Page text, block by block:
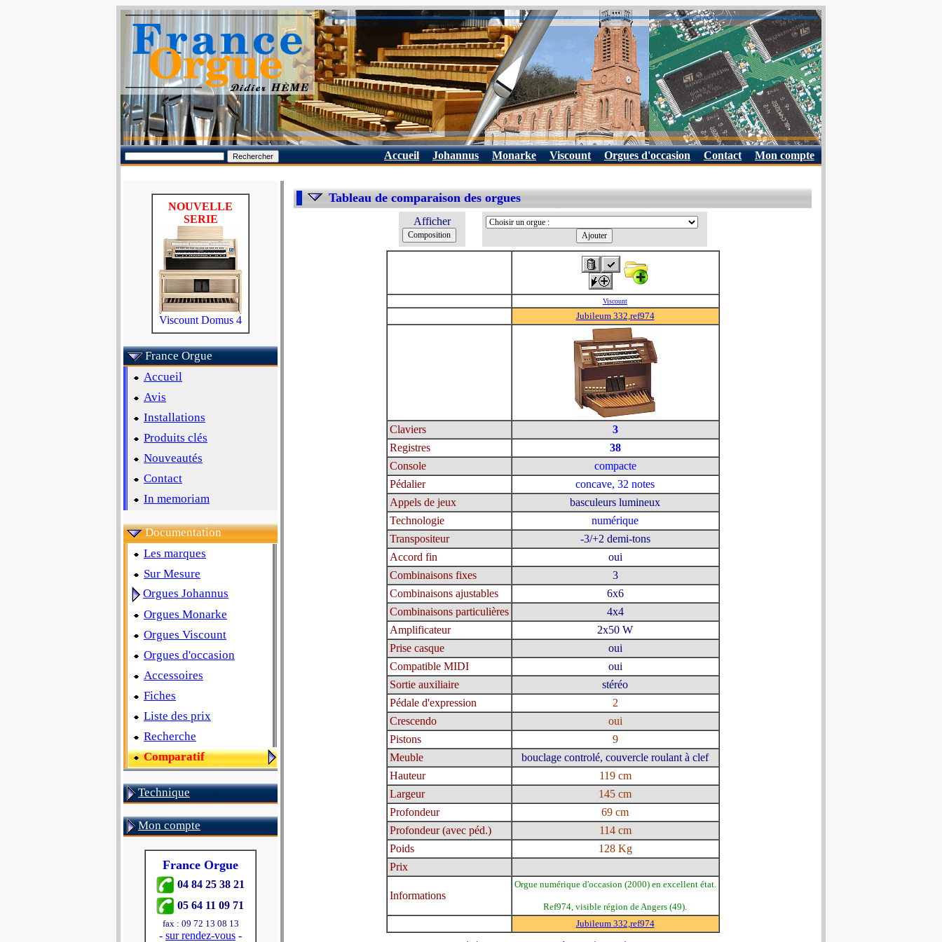
Accueil Johannus Monarke Viscount Orgues d'occasion Contact Mon compte
NOUVELLE
SERIE
Viscount Domus 4
France Orgue
Accueil
Avis
Installations
Produits clés
Nouveautés
Contact
In memoriam
Documentation
Les marques
Sur Mesure
Orgues Johannus
Orgues Monarke
Orgues Viscount
Orgues d'occasion
Accessoires
Fiches
Liste des prix
Recherche
Comparatif
Technique
Mon compte
France Orgue
04 84 25 38 21
05 64 11 09 71
fax : 09 72 13 08 13
- sur rendez-vous -
Tableau de comparaison des orgues
Afficher
Viscount
Jubileum 332,ref974
Claviers
3
Registres
38
Console
compacte
Pédalier
concave, 32 notes
Appels de jeux
basculeurs lumineux
Technologie
numérique
Transpositeur
-3/+2 demi-tons
Accord fin
oui
Combinaisons fixes
3
Combinaisons ajustables
6x6
Combinaisons particulières
4x4
Amplificateur
2x50 W
Prise casque
oui
Compatible MIDI
oui
Sortie auxiliaire
stéréo
Pédale d'expression
2
Crescendo
oui
Pistons
9
Meuble
bouclage controlé, couvercle roulant à clef
Hauteur
119 cm
Largeur
145 cm
Profondeur
69 cm
Profondeur (avec péd.)
114 cm
Poids
128 Kg
Prix
Informations
Orgue numérique d'occasion (2000) en excellent état.
Ref974, visible région de Angers (49).
Jubileum 332,ref974